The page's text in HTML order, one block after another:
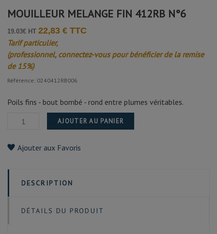
MOUILLEUR MELANGE FIN 412RB N°6
19.03€ HT 22,83 € TTC
Tarif particulier,
(professionnel, connectez-vous pour bénéficier de la remise
de 15%)
Référence: 0240412RB006
Poils fins - bout bombé - rond entre plumes véritables.
AJOUTER AU PANIER
Ajouter aux Favoris
DESCRIPTION
DÉTAILS DU PRODUIT